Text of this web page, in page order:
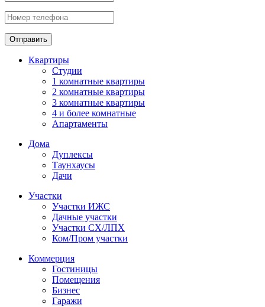
Отправить
Квартиры
Студии
1 комнатные квартиры
2 комнатные квартиры
3 комнатные квартиры
4 и более комнатные
Апартаменты
Дома
Дуплексы
Таунхаусы
Дачи
Участки
Участки ИЖС
Дачные участки
Участки СХ/ЛПХ
Ком/Пром участки
Коммерция
Гостиницы
Помещения
Бизнес
Гаражи